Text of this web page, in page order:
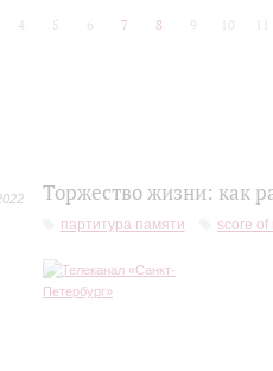
4 5 6 7 8 9 10
Торжество жизни: как
партитура памяти score of